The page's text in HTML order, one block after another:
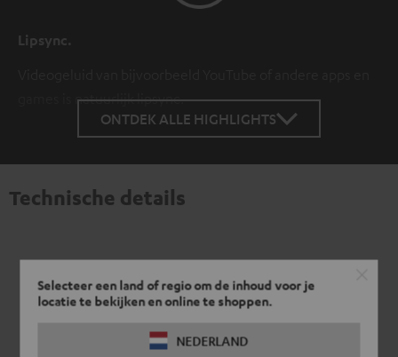
Selecteer een land of regio om de inhoud voor je
locatie te bekijken en online te shoppen.
NEDERLAND
Lipsync.
games is natuurlijk lipsync.
ONTDEK ALLE HIGHLIGHTS
Technische details